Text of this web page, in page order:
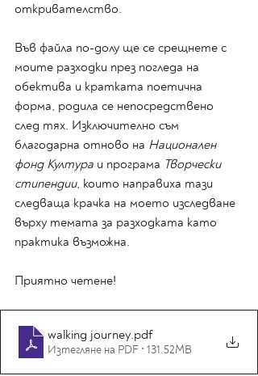
откривателство.
Във файла по-долу ще се срещнете с
моите разходки през погледа на
обектива и кратката поетична
форма, родила се непосредствено
след тях. Изключително съм
благодарна отново на Национален
фонд Култура и програма Творчески
стипендии, които направиха тази
следваща крачка на моето изследване
върху темата за разходката като
практика възможна.
Приятно четене!
walking journey.pdf
Изтегляне на PDF • 131.52MB